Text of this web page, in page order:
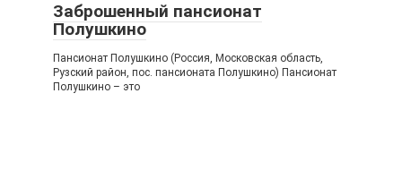
Заброшенный пансионат
Полушкино
Пансионат Полушкино (Россия, Московская область,
Рузский район, пос. пансионата Полушкино) Пансионат
Полушкино – это